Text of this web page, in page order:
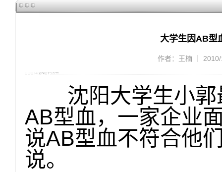
大学生因AB型
作者：王楠 ｜
沈阳大学生小郭
AB型血，一家企业
说AB型血不符合他
说。